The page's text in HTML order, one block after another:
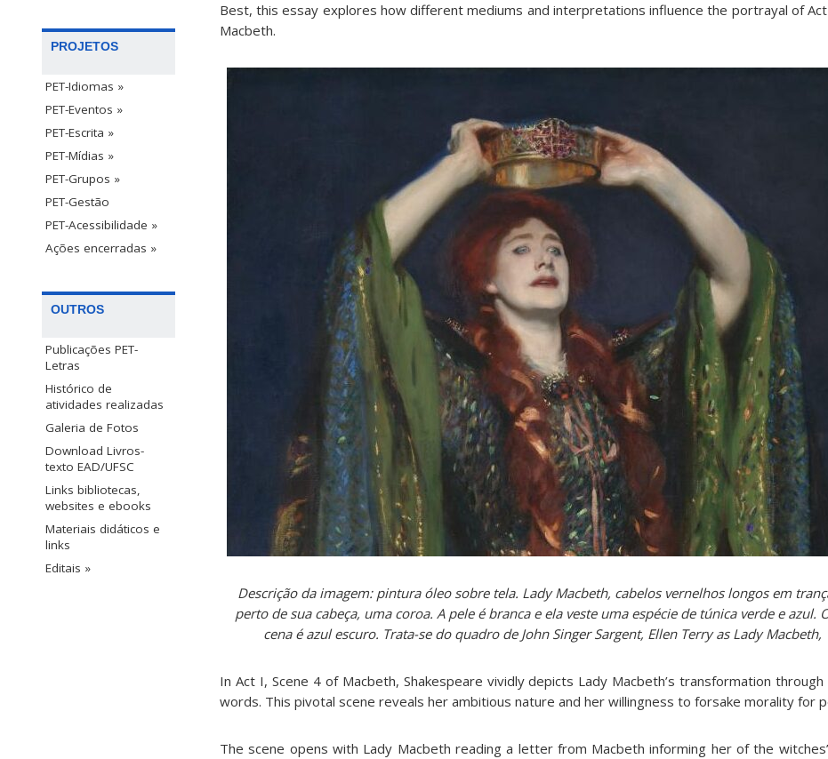
PROJETOS
PET-Idiomas »
PET-Eventos »
PET-Escrita »
PET-Mídias »
PET-Grupos »
PET-Gestão
PET-Acessibilidade »
Ações encerradas »
OUTROS
Publicações PET-
Letras
Histórico de
atividades realizadas
Galeria de Fotos
Download Livros-
texto EAD/UFSC
Links bibliotecas,
websites e ebooks
Materiais didáticos e
links
Editais »
Best, this essay explores how different mediums and interpretations influence the portrayal of Act
Macbeth.
Descrição da imagem: pintura óleo sobre tela. Lady Macbeth, cabelos vernelhos longos em
perto de sua cabeça, uma coroa. A pele é branca e ela veste uma espécie de túnica verde e azul.
cena é azul escuro. Trata-se do quadro de John Singer Sargent, Ellen Terry as Lady Macbeth,
In Act I, Scene 4 of Macbeth, Shakespeare vividly depicts Lady Macbeth’s transformation
words. This pivotal scene reveals her ambitious nature and her willingness to forsake morality for
The scene opens with Lady Macbeth reading a letter from Macbeth informing her of the